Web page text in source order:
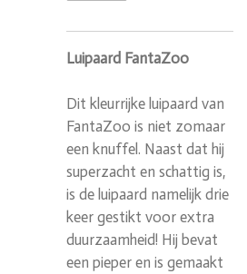
Luipaard FantaZoo
Dit kleurrijke luipaard van
FantaZoo is niet zomaar
een knuffel. Naast dat hij
superzacht en schattig is,
is de luipaard namelijk drie
keer gestikt voor extra
duurzaamheid! Hij bevat
een pieper en is gemaakt